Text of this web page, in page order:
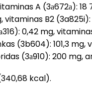
A (3а672а): 18
vitaminas B2
0,42 mg,
(3b604): 101,3
(3а910): 200
kcal).